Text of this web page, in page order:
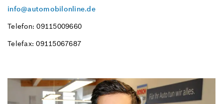
info@automobilonline.de
Telefon: 09115009660
Telefax: 09115067687